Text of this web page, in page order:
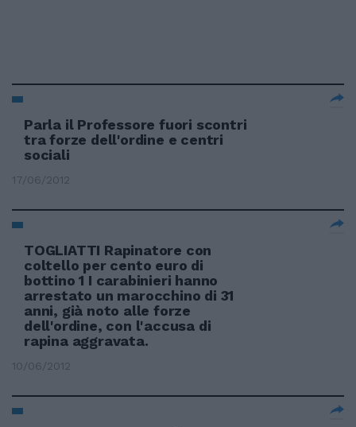
Parla il Professore fuori scontri
tra forze dell'ordine e centri
sociali
17/06/2012
TOGLIATTI Rapinatore con
coltello per cento euro di
bottino 1 I carabinieri hanno
arrestato un marocchino di 31
anni, già noto alle forze
dell'ordine, con l'accusa di
rapina aggravata.
10/06/2012